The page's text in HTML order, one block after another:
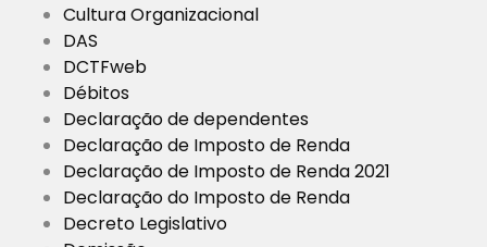
Cultura Organizacional
DAS
DCTFweb
Débitos
Declaração de dependentes
Declaração de Imposto de Renda
Declaração de Imposto de Renda 2021
Declaração do Imposto de Renda
Decreto Legislativo